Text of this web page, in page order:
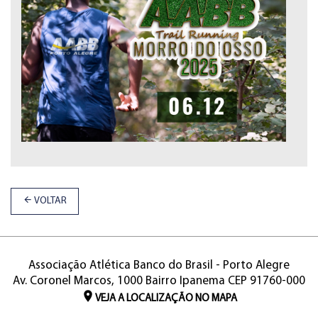
VOLTAR
Associação Atlética Banco do Brasil - Porto Alegre
Av. Coronel Marcos, 1000 Bairro Ipanema CEP 91760-000
VEJA A LOCALIZAÇÃO NO MAPA